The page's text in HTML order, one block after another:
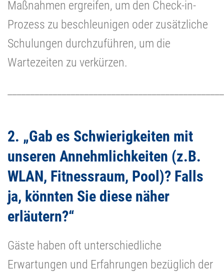
Maßnahmen ergreifen, um den Check-in-
Prozess zu beschleunigen oder zusätzliche
Schulungen durchzuführen, um die
Wartezeiten zu verkürzen.
2. „Gab es Schwierigkeiten mit
unseren Annehmlichkeiten (z.B.
WLAN, Fitnessraum, Pool)? Falls
ja, könnten Sie diese näher
erläutern?“
Gäste haben oft unterschiedliche
Erwartungen und Erfahrungen bezüglich der